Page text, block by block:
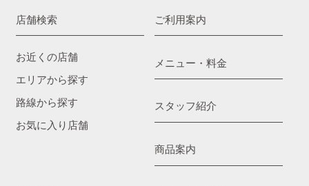
店舗検索
お近くの店舗
エリアから探す
路線から探す
お気に入り店舗
ご利用案内
メニュー・料金
スタッフ紹介
商品案内